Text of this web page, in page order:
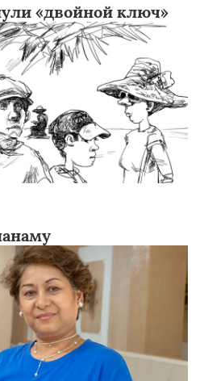
«двойной ключ»